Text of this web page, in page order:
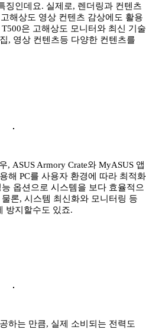
징인데요. 실제로, 렌더링과 컨텐츠
해상도 영상 컨텐츠 감상에도 활용
은 고해상도 모니터와 최신 기술
, 영상 컨텐츠등 다양한 컨텐츠를
, ASUS Armory Crate와 MyASUS 앱
해 PC를 사용자 환경에 따라 최적화
옵션으로 시스템을 보다 효율적으
론, 시스템 최신화와 모니터링 등
방지할수도 있죠.
하는 만큼, 실제 소비되는 전력도